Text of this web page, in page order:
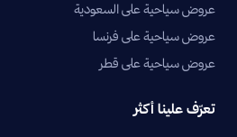
عروض سياحية على السعودية
عروض سياحية على فرنسا
عروض سياحية على قطر
تعرّف علينا أكثر